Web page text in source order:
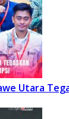
Utara